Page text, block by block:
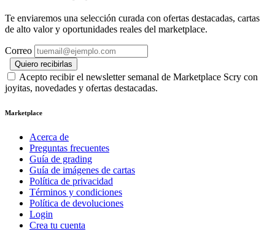
Te enviaremos una selección curada con ofertas destacadas, cartas
de alto valor y oportunidades reales del marketplace.
Correo
Quiero recibirlas
Acepto recibir el newsletter semanal de Marketplace Scry con
joyitas, novedades y ofertas destacadas.
Marketplace
Acerca de
Preguntas frecuentes
Guía de grading
Guía de imágenes de cartas
Política de privacidad
Términos y condiciones
Política de devoluciones
Login
Crea tu cuenta